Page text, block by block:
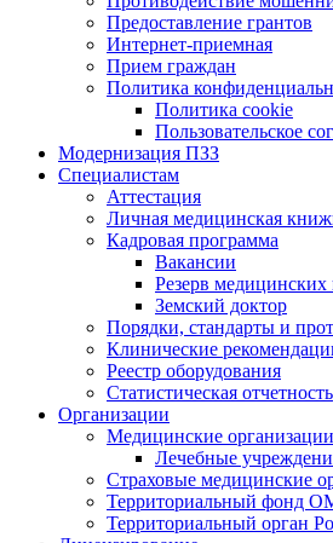
Предоставление грантов
Интернет-приемная
Прием граждан
Политика
Политика cookie
Пользовательское
Модернизация ПЗЗ
Специалистам
Аттестация
Личная медицинская
Кадровая программа
Вакансии
Резерв медицинских
Земский доктор
Порядки, стандарты и
Клинические
Реестр оборудования
Статистическая отчетность
Организации
Медицинские организации
Лечебные
Страховые медицинские
Территориальный фонд
Территориальный орган